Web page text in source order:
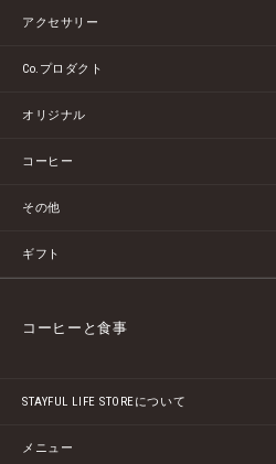
アクセサリー
Co.プロダクト
オリジナル
コーヒー
その他
ギフト
コーヒーと食事
STAYFUL LIFE STOREについて
メニュー